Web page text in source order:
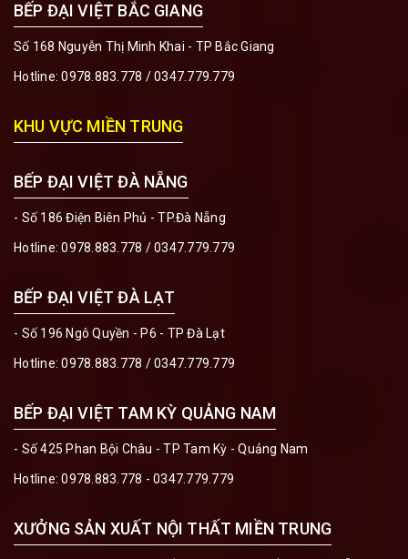
BẾP ĐẠI VIỆT BẮC GIANG
Số 168 Nguyễn Thị Minh Khai - TP Bắc Giang
Hotline:0978.883.778 /0347.779.779
KHU VỰC MIỀN TRUNG
BẾP ĐẠI VIỆT ĐÀ NẴNG
- Số 186 Điện Biên Phủ - TP.Đà Nẵng
Hotline:0978.883.778 /0347.779.779
BẾP ĐẠI VIỆT ĐÀ LẠT
- Số 196 Ngô Quyền - P6 - TP Đà Lạt
Hotline:0978.883.778 /0347.779.779
BẾP ĐẠI VIỆT TAM KỲ QUẢNG NAM
- Số 425 Phan Bội Châu - TP Tam Kỳ - Quảng Nam
Hotline:0978.883.778 - 0347.779.779
XƯỞNG SẢN XUẤT NỘI THẤT MIỀN TRUNG